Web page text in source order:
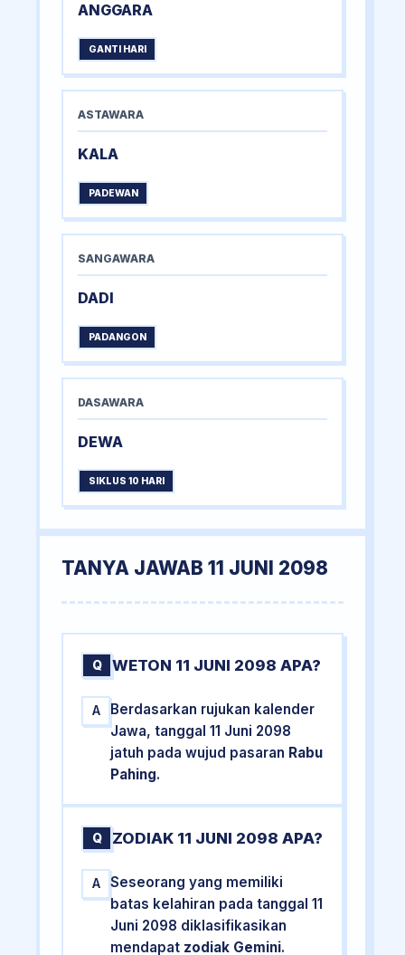
ANGGARA
GANTI HARI
ASTAWARA
KALA
PADEWAN
SANGAWARA
DADI
PADANGON
DASAWARA
DEWA
SIKLUS 10 HARI
TANYA JAWAB 11 JUNI 2098
Q WETON 11 JUNI 2098 APA?
A
Berdasarkan rujukan kalender
Jawa, tanggal 11 Juni 2098
jatuh pada wujud pasaran Rabu
Pahing.
Q ZODIAK 11 JUNI 2098 APA?
A
Seseorang yang memiliki
batas kelahiran pada tanggal 11
Juni 2098 diklasifikasikan
mendapat zodiak Gemini.